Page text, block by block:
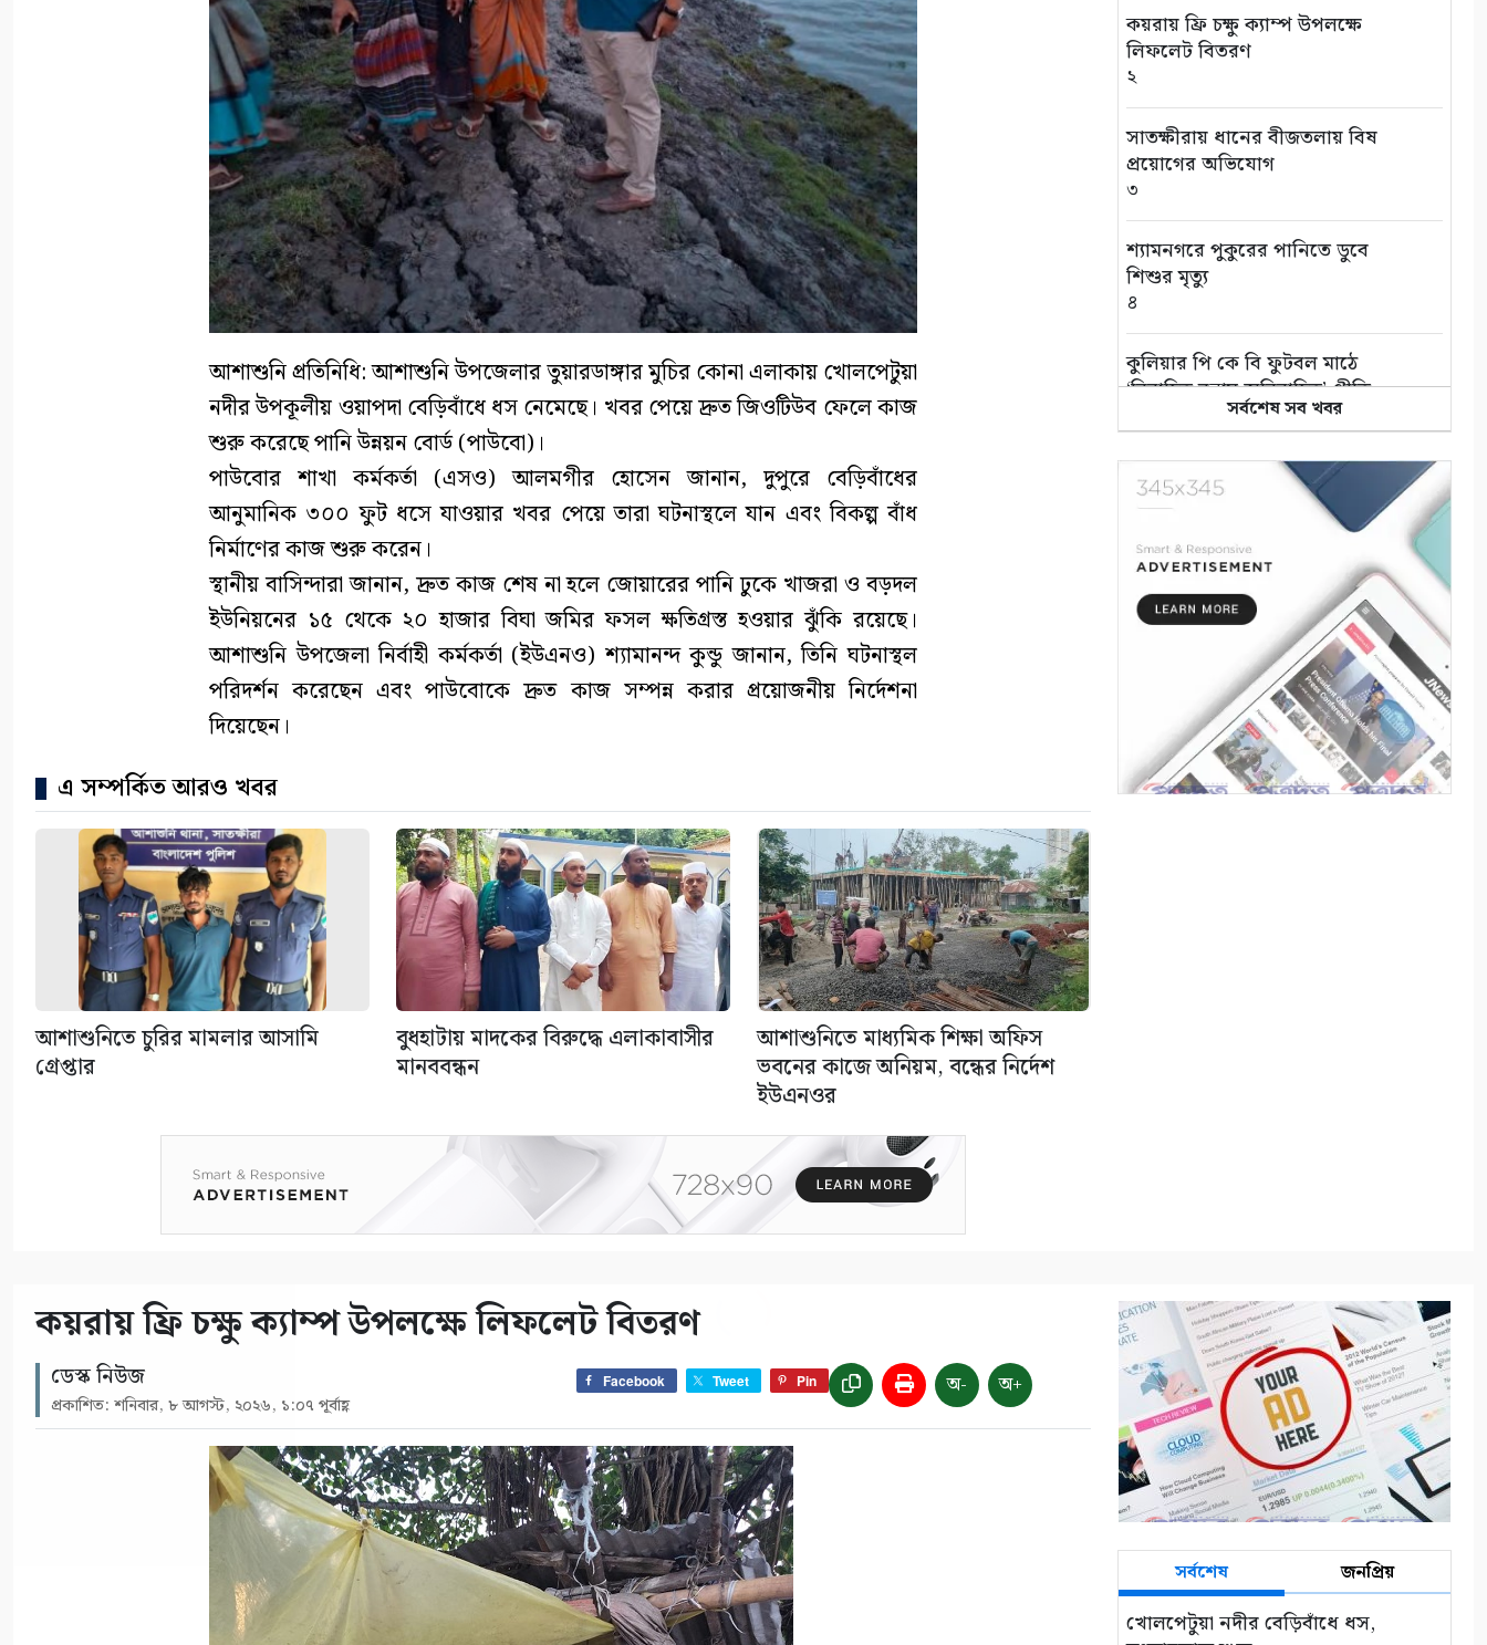
আশাশুনি প্রতিনিধি: আশাশুনি উপজেলার তুয়ারডাঙ্গার মুচির কোনা এলাকায় খোলপেটুয়া
নদীর উপকূলীয় ওয়াপদা বেড়িবাঁধে ধস নেমেছে। খবর পেয়ে দ্রুত জিওটিউব ফেলে কাজ
শুরু করেছে পানি উন্নয়ন বোর্ড (পাউবো)।
পাউবোর শাখা কর্মকর্তা (এসও) আলমগীর হোসেন জানান, দুপুরে বেড়িবাঁধের
আনুমানিক ৩০০ ফুট ধসে যাওয়ার খবর পেয়ে তারা ঘটনাস্থলে যান এবং বিকল্প বাঁধ
নির্মাণের কাজ শুরু করেন।
স্থানীয় বাসিন্দারা জানান, দ্রুত কাজ শেষ না হলে জোয়ারের পানি ঢুকে খাজরা ও বড়দল
ইউনিয়নের ১৫ থেকে ২০ হাজার বিঘা জমির ফসল ক্ষতিগ্রস্ত হওয়ার ঝুঁকি রয়েছে।
আশাশুনি উপজেলা নির্বাহী কর্মকর্তা (ইউএনও) শ্যামানন্দ কুন্ডু জানান, তিনি ঘটনাস্থল
পরিদর্শন করেছেন এবং পাউবোকে দ্রুত কাজ সম্পন্ন করার প্রয়োজনীয় নির্দেশনা
দিয়েছেন।
এ সম্পর্কিত আরও খবর
আশাশুনিতে চুরির মামলার আসামি
গ্রেপ্তার
বুধহাটায় মাদকের বিরুদ্ধে এলাকাবাসীর
মানববন্ধন
আশাশুনিতে মাধ্যমিক শিক্ষা অফিস
ভবনের কাজে অনিয়ম, বন্ধের নির্দেশ
ইউএনওর
কয়রায় ফ্রি চক্ষু ক্যাম্প উপলক্ষে
লিফলেট বিতরণ
২
সাতক্ষীরায় ধানের বীজতলায় বিষ
প্রয়োগের অভিযোগ
৩
শ্যামনগরে পুকুরের পানিতে ডুবে
শিশুর মৃত্যু
৪
কুলিয়ার পি কে বি ফুটবল মাঠে
‘বিবাহিত বনাম অবিবাহিত’ প্রীতি
৫
এই পৃথিবী বড়ই অভাগা
“কথার ভার”
মায়ার গভীরতা
৯
সর্বশেষ সব খবর
কয়রায় ফ্রি চক্ষু ক্যাম্প উপলক্ষে লিফলেট বিতরণ
ডেস্ক নিউজ
প্রকাশিত: শনিবার, ৮ আগস্ট, ২০২৬, ১:০৭ পূর্বাহ্ণ
Facebook Tweet Pin অ- অ+
সর্বশেষ জনপ্রিয়
খোলপেটুয়া নদীর বেড়িবাঁধে ধস,